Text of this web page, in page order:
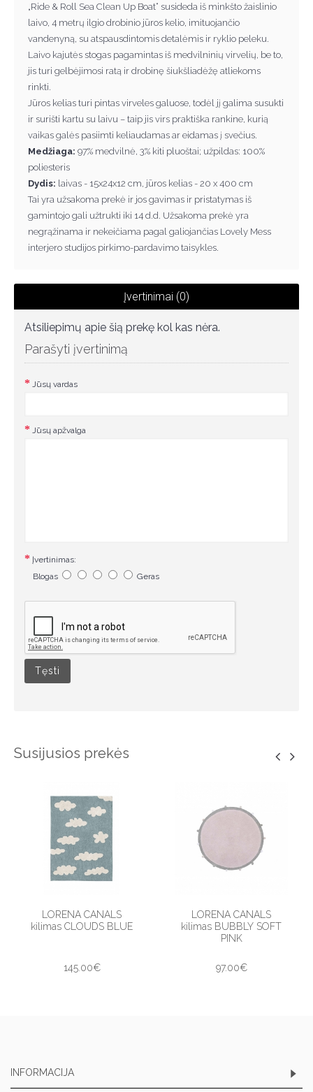
„Ride & Roll Sea Clean Up Boat“ susideda iš minkšto žaislinio
laivo, 4 metrų ilgio drobinio jūros kelio, imituojančio
vandenyną, su atspausdintomis detalėmis ir ryklio peleku.
Laivo kajutės stogas pagamintas iš medvilninių virvelių, be to,
jis turi gelbėjimosi ratą ir drobinę šiukšliadėžę atliekoms
rinkti.
Jūros kelias turi pintas virveles galuose, todėl jį galima susukti
ir surišti kartu su laivu – taip jis virs praktiška rankine, kurią
vaikas galės pasiimti keliaudamas ar eidamas į svečius.
Medžiaga: 97% medvilnė, 3% kiti pluoštai; užpildas: 100%
poliesteris
Dydis: laivas - 15x24x12 cm, jūros kelias - 20 x 400 cm
Tai yra užsakoma prekė ir jos gavimas ir pristatymas iš
gamintojo gali užtrukti iki 14 d.d. Užsakoma prekė yra
negrąžinama ir nekeičiama pagal galiojančias Lovely Mess
interjero studijos pirkimo-pardavimo taisykles.
Įvertinimai (0)
Atsiliepimų apie šią prekę kol kas nėra.
Parašyti įvertinimą
Jūsų vardas
Jūsų apžvalga
Įvertinimas:
Blogas
Geras
Tęsti
Susijusios prekės
LORENA CANALS
kilimas CLOUDS BLUE
145.00€
LORENA CANALS
kilimas BUBBLY SOFT
PINK
97.00€
INFORMACIJA